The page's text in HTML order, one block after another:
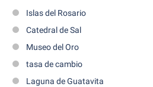
Islas del Rosario
Catedral de Sal
Museo del Oro
tasa de cambio
Laguna de Guatavita